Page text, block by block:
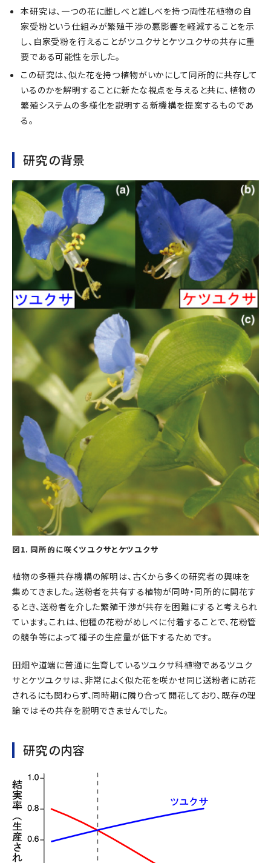
本研究は、一つの花に雌しべと雄しべを持つ両性花植物の自
家受粉という仕組みが繁殖干渉の悪影響を軽減することを示
し、自家受粉を行えることがツユクサとケツユクサの共存に重
要である可能性を示した。
この研究は、似た花を持つ植物がいかにして同所的に共存して
いるのかを解明することに新たな視点を与えると共に、植物の
繁殖システムの多様化を説明する新機構を提案するものであ
る。
研究の背景
図1. 同所的に咲くツユクサとケツユクサ
植物の多種共存機構の解明は、古くから多くの研究者の興味を
集めてきました。送粉者を共有する植物が同時・同所的に開花す
るとき、送粉者を介した繁殖干渉が共存を困難にすると考えられ
ています。これは、他種の花粉がめしべに付着することで、花粉管
の競争等によって種子の生産量が低下するためです。
田畑や道端に普通に生育しているツユクサ科植物であるツユク
サとケツユクサは、非常によく似た花を咲かせ同じ送粉者に訪花
されるにも関わらず、同時期に隣り合って開花しており、既存の理
論ではその共存を説明できませんでした。
研究の内容